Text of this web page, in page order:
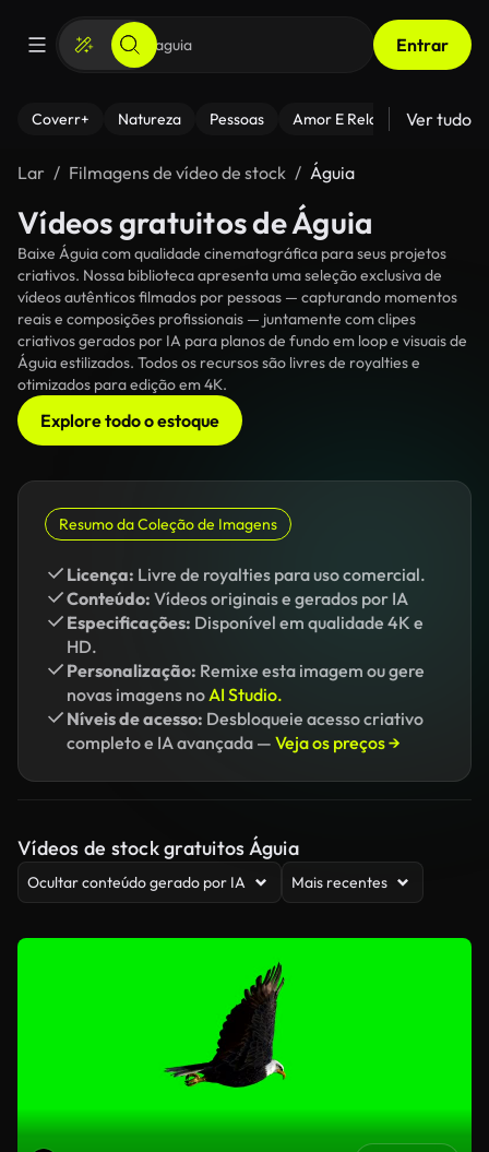
Entrar
Coverr+ Natureza Pessoas Amor E Relacionamentos
Ver tudo
Lar Filmagens de vídeo de stock Águia
Vídeos gratuitos de Águia
Baixe Águia com qualidade cinematográfica para seus projetos
criativos. Nossa biblioteca apresenta uma seleção exclusiva de
vídeos autênticos filmados por pessoas — capturando momentos
reais e composições profissionais — juntamente com clipes
criativos gerados por IA para planos de fundo em loop e visuais de
Águia estilizados. Todos os recursos são livres de royalties e
otimizados para edição em 4K.
Explore todo o estoque
Resumo da Coleção de Imagens
Licença: Livre de royalties para uso comercial.
Conteúdo: Vídeos originais e gerados por IA
Especificações: Disponível em qualidade 4K e
HD.
Personalização: Remixe esta imagem ou gere
novas imagens noAI Studio.
Níveis de acesso: Desbloqueie acesso criativo
completo e IA avançada — Veja os preços →
Vídeos de stock gratuitos Águia
Ocultar conteúdo gerado por IA Mais recentes